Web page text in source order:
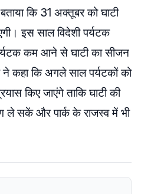
कि 31 अक्तूबर को घाटी
इस साल विदेशी पर्यटक
कम आने से घाटी का सीजन
ने कहा कि अगले साल पर्यटकों को
किए जाएंगे ताकि घाटी की
ले सकें और पार्क के राजस्व में भी